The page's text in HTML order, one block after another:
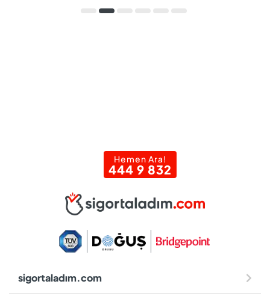
korozyon, motor arızaları ve yüksek onarım ma...
Hemen Ara!
444 9 832
sigortaladım.com